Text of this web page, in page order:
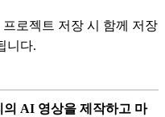
로젝트 저장 시 함께 저장
니다.
AI 영상을 제작하고 마